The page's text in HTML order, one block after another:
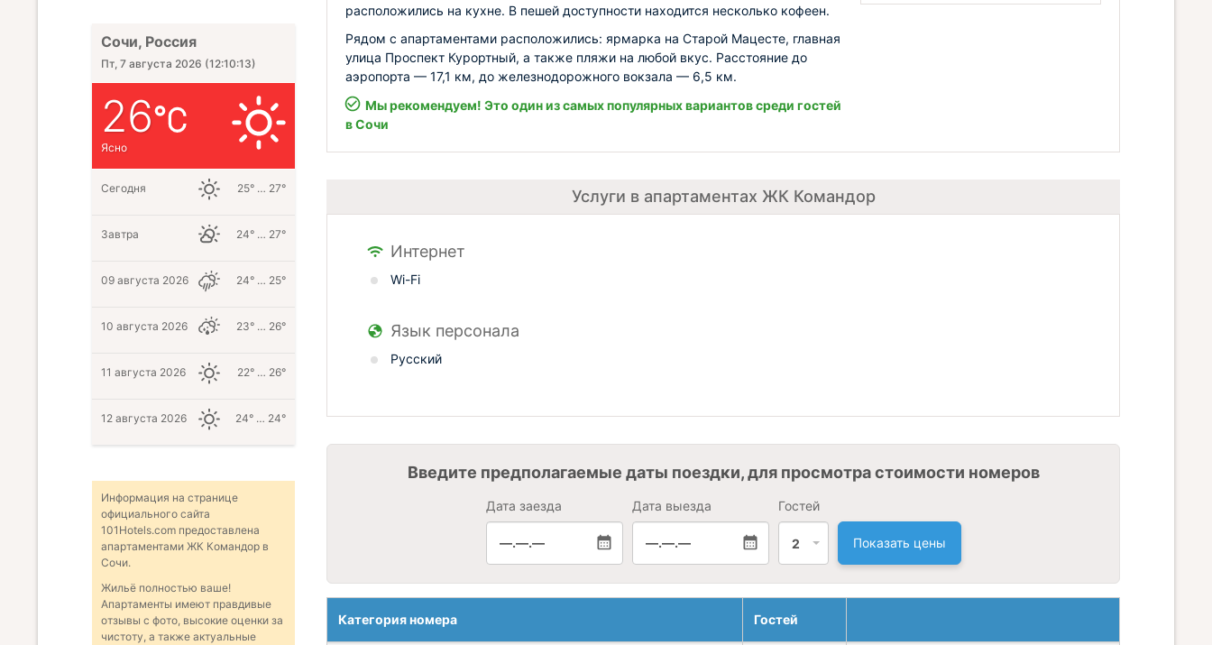
расположились на кухне. В пешей доступности находится несколько кофеен.
Рядом с апартаментами расположились: ярмарка на Старой Мацесте, главная
улица Проспект Курортный, а также пляжи на любой вкус. Расстояние до
аэропорта — 17,1 км, до железнодорожного вокзала — 6,5 км.
Мы рекомендуем! Это один из самых популярных вариантов среди гостей
в Сочи
Услуги в апартаментах ЖК Командор
Интернет
Wi-Fi
Язык персонала
Русский
Введите предполагаемые даты поездки, для просмотра стоимости номеров
Дата заезда
—.—.—
Дата выезда
—.—.—
Гостей
2 Показать цены
Категория номера Гостей
Сочи, Россия
Пт, 7 августа 2026 (12:10:14)
26
Ясно
Сегодня 25° … 27°
Завтра 24° … 27°
09 августа 2026 24° … 25°
10 августа 2026 23° … 26°
11 августа 2026 22° … 26°
12 августа 2026 24° … 24°
Информация на странице
официального сайта
101Hotels.com предоставлена
апартаментами ЖК Командор в
Сочи.
Жильё полностью ваше!
Апартаменты имеют правдивые
отзывы с фото, высокие оценки за
чистоту, а также актуальные